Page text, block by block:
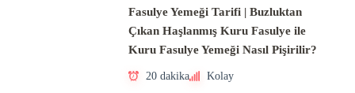
Fasulye Yemeği Tarifi | Buzluktan
Çıkan Haşlanmış Kuru Fasulye ile
Kuru Fasulye Yemeği Nasıl Pişirilir?
20 dakika Kolay